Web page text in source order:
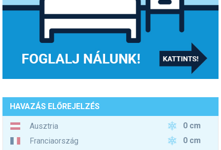
HAVAZÁS ELŐREJELZÉS
Ausztria
0 cm
Franciaország
0 cm